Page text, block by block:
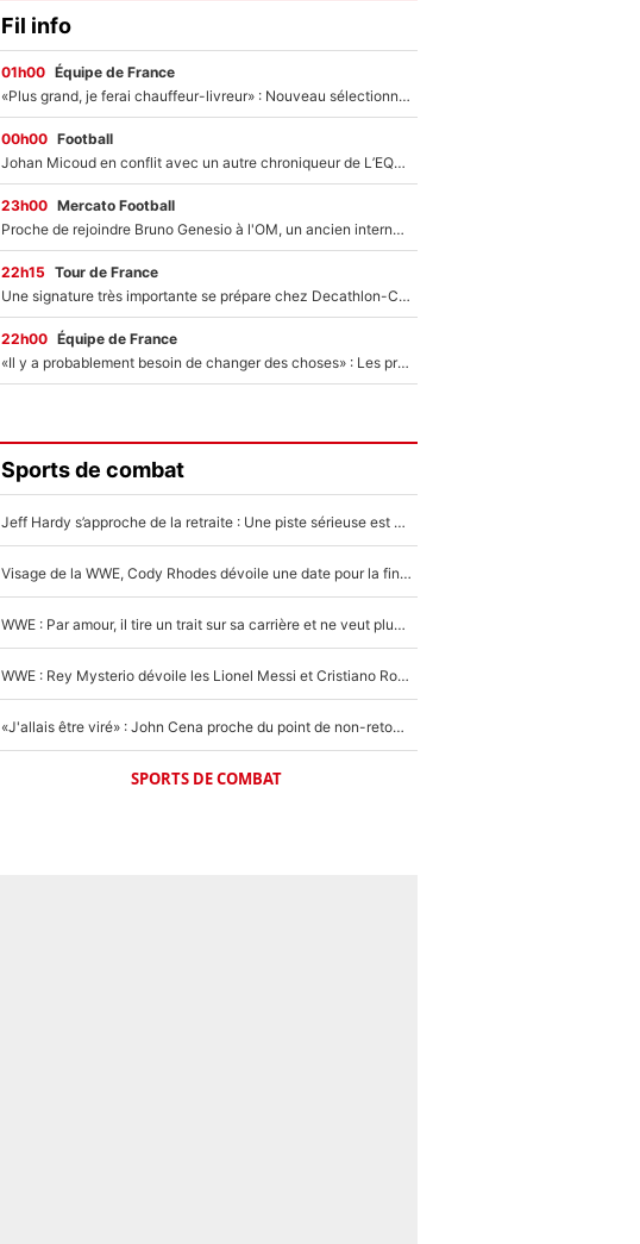
Fil info
01h00 Équipe de France
«Plus grand, je ferai chauffeur-livreur» : Nouveau sélectionneur des Bleus, Zinédine Zidane s’était imaginé un avenir très différent lorsqu'il était enfant
00h00 Football
Johan Micoud en conflit avec un autre chroniqueur de L’EQUIPE du Soir : «Pendant un moment, je ne les ai pas remis ensemble dans l'émission»
23h00 Mercato Football
Proche de rejoindre Bruno Genesio à l'OM, un ancien international français va finalement débarquer... sur RMC !
22h15 Tour de France
Une signature très importante se prépare chez Decathlon-CMA CGM pour aider Paul Seixas à gagner le Tour de France 2027
22h00 Équipe de France
«Il y a probablement besoin de changer des choses» : Les premiers changements de Zinedine Zidane en équipe de France sont révélés ?
Sports de combat
Jeff Hardy s’approche de la retraite : Une piste sérieuse est évoquée pour la reconversion de la légende de la WWE
Visage de la WWE, Cody Rhodes dévoile une date pour la fin de sa carrière dans le catch
WWE : Par amour, il tire un trait sur sa carrière et ne veut plus monter sur un ring de catch
WWE : Rey Mysterio dévoile les Lionel Messi et Cristiano Ronaldo du catch
«J'allais être viré» : John Cena proche du point de non-retour à la WWE
SPORTS DE COMBAT